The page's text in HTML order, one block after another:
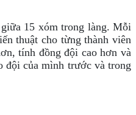
15 xóm trong làng. Mỗi
thuật cho từng thành viên
tính đồng đội cao hơn và
đội của mình trước và trong